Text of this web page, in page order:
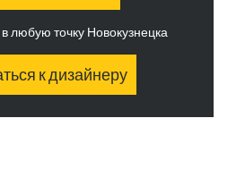
любую точку Новокузнецка
к дизайнеру